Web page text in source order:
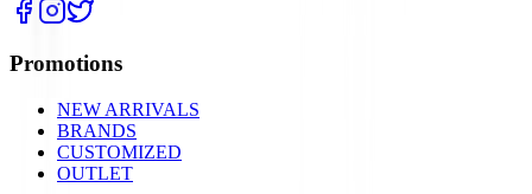
Promotions
NEW ARRIVALS
BRANDS
CUSTOMIZED
OUTLET